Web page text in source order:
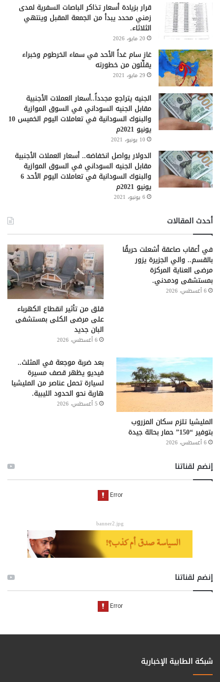
قرار بزيادة أسعار تذاكر الباصات السفرية لمدى
زمني محدد يبدأ من الجمعة المقبل وينتهي
الثلاثاء.
20 مايو، 2026
غاز سام غداً الأحد في سماء الخرطوم وخبراء
يقلِّلون من خطورته
29 مايو، 2021
الجنيه يتراجع مجدداً..أسعار العملات الأجنبية
مقابل الجنيه السوداني في السوق الموازية
والبنوك السودانية في تعاملات اليوم الخميس 10
يونيو 2021م
10 يونيو، 2021
الدولار يواصل انخفاضه.. أسعار العملات الأجنبية
مقابل الجنيه السوداني في السوق الموازية
والبنوك السودانية في تعاملات اليوم الأحد 6
يونيو 2021م
6 يونيو، 2021
أحدث المقالات
في أعقاب صاعقة أشعلت حريقًا
بالقسم.. والي الجزيرة يزور
مرضى العناية المركزة
بمستشفى ودمدني.
6 أغسطس، 2026
قلق من تأثير انقطاع الكهرباء
على مرضى الكلى بمستشفى
البان جديد
6 أغسطس، 2026
المليشيا تلزم سكان المزروب
بتوفير “150” حمار بحالة جيدة
6 أغسطس، 2026
بعد ضربة موجعة في المثلث..
فيديو يظهر قصف مسيرة
لسيارة تحمل عناصر من المليشيا
هاربة نحو الحدود الليبية.
5 أغسطس، 2026
إنضم لقناتنا
banner2.jpg
إنضم لقناتنا
شبكة الطابية الإخبارية